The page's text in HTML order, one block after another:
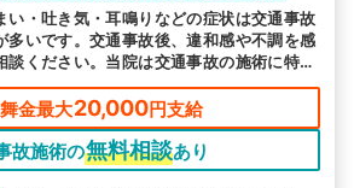
い・吐き気・耳鳴りなどの症状は交通事故
多いです。交通事故後、違和感や不調を感
談ください。当院は交通事故の施術に特化
金最大20,000円支給
故施術の無料相談あり